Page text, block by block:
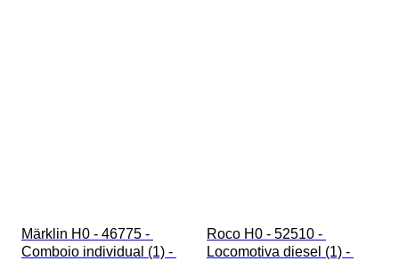
Märklin H0 - 46775 -
Comboio individual (1) -
Roco H0 - 52510 -
Locomotiva diesel (1) -